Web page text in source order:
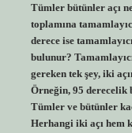
Tümler bütünler açı
toplamına
derece ise
bulunur?
gereken tek şey, iki
Örneğin, 95 derecelik
Tümler ve bütünler
Herhangi iki açı hem